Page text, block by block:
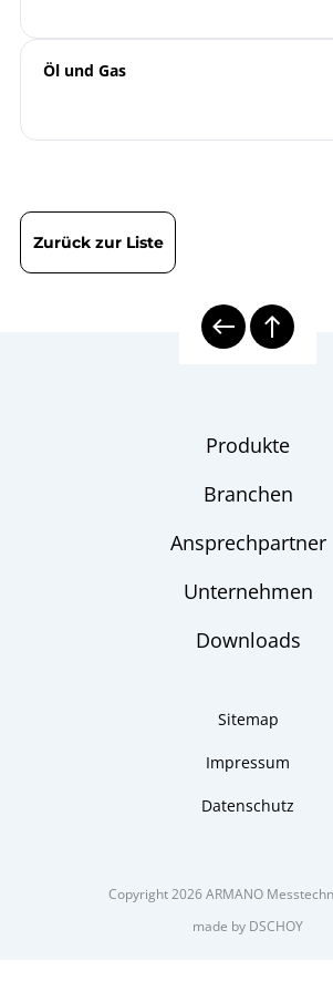
Checkliste
Öl und Gas
Zurück zur Liste
Produkte
Branchen
Ansprechpartner
Unternehmen
Downloads
Sitemap
Impressum
Datenschutz
Copyright 2026 ARMANO
made by DSCHOY